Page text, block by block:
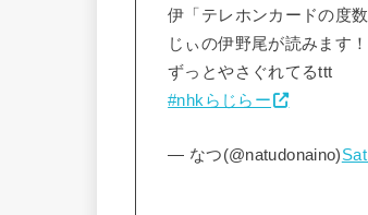
伊「テレホンカードの度
じぃの伊野尾が読みます！
ずっとやさぐれてるttt
#nhkらじらー
— なつ(@natudonaino)